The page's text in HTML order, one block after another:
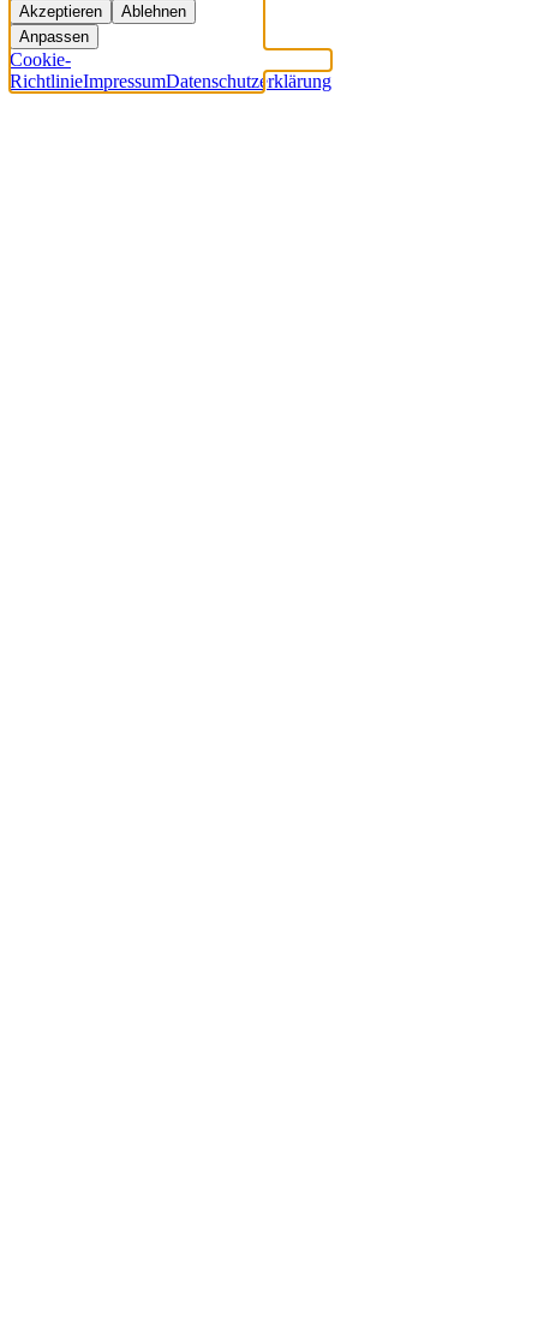
Akzeptieren
Ablehnen
Anpassen
Cookie-
RichtlinieImpressumDatenschutzerklärung